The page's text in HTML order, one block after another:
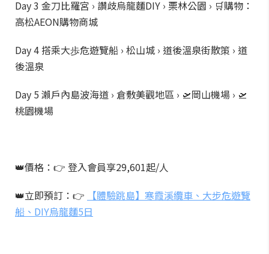
Day 3 金刀比羅宮 › 讚歧烏龍麵DIY › 栗林公園 › 🛒購物：
高松AEON購物商城
Day 4 搭乘大歩危遊覽船 › 松山城 › 道後溫泉街散策 › 道
後溫泉
Day 5 瀨戶內島波海道 › 倉敷美觀地區 › 🛫岡山機場 › 🛫
桃園機場
👑價格：👉 登入會員享29,601起/人
👑立即預訂：👉
【體驗跳島】寒霞溪纜車、大步危遊覽
船、DIY烏龍麵5日